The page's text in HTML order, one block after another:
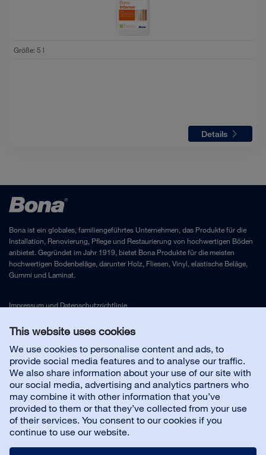
This website uses cookies
We use cookies to personalise content and ads, to
provide social media features and to analyse our traffic.
We also share information about your use of our site with
our social media, advertising and analytics partners who
may combine it with other information that you’ve
provided to them or that they’ve collected from your use
of their services. You consent to our cookies if you
continue to use our website.
Größe:5 l
Details
Bona ist ein globales, familiengeführtes Unternehmen, das Produkte für die
Installation, Renovierung, Pflege und Restaurierung von hochwertigen Böden
anbietet. Gegründet im Jahr 1919, bietet Bona Produkte für die meisten
hochwertigen Bodenbeläge, darunter Holz, Fliesen, Vinyl, elastische Beläge,
Gummi und Laminat.
Impressumund Datenschutzrichtlinie
Kontakt
Kundenservice
Karriere bei Bona